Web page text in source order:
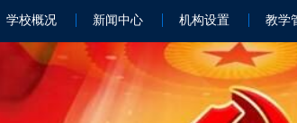
学校概况 新闻中心 机构设置 教学